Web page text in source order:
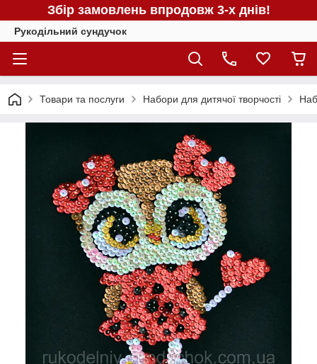
Збір замовлень впродовж 3-х днів!
Рукодільний сундучок
Товари та послуги Набори для дитячої творчості